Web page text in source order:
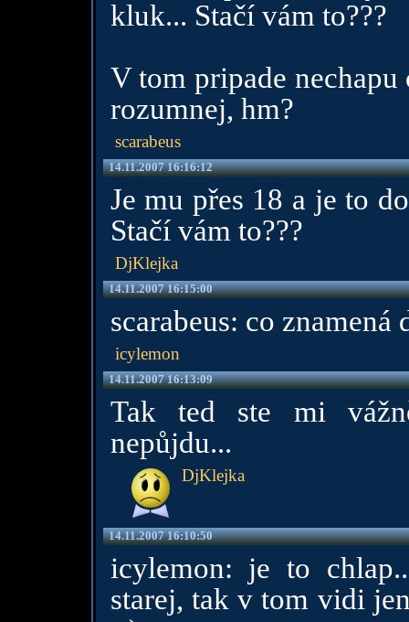
kluk... Stačí vám to???
V tom pripade
rozumnej, hm?
scarabeus
14.11.2007 16:16:12
Je mu přes 18 a je to
Stačí vám to???
DjKlejka
14.11.2007 16:15:00
scarabeus: co znamená
icylemon
14.11.2007 16:13:09
Tak ted ste mi
nepůjdu...
DjKlejka
14.11.2007 16:10:50
icylemon: je to
starej, tak v tom vidi